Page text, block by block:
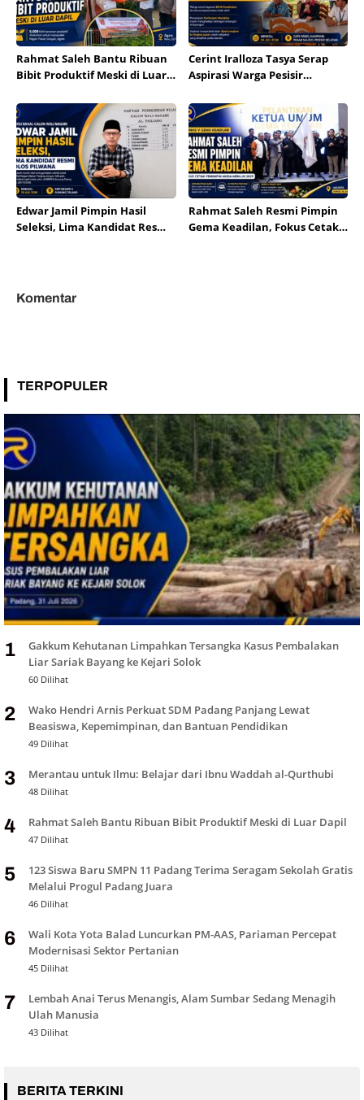
Rahmat Saleh Bantu Ribuan
Bibit Produktif Meski di Luar
Cerint Iralloza Tasya Serap
Aspirasi Warga Pesisir
Jadi Perhatian
Edwar Jamil Pimpin Hasil
Seleksi, Lima Kandidat Resmi
Rahmat Saleh Resmi Pimpin
Gema Keadilan, Fokus Cetak
Komentar
TERPOPULER
1
Gakkum Kehutanan Limpahkan Tersangka Kasus Pembalakan
Liar Sariak Bayang ke Kejari Solok
60 Dilihat
2
Wako Hendri Arnis Perkuat SDM Padang Panjang Lewat
Beasiswa, Kepemimpinan, dan Bantuan Pendidikan
49 Dilihat
3 Merantau untuk Ilmu: Belajar dari Ibnu Waddah al-Qurthubi
48 Dilihat
4 Rahmat Saleh Bantu Ribuan Bibit Produktif Meski di Luar Dapil
47 Dilihat
5
123 Siswa Baru SMPN 11 Padang Terima Seragam Sekolah Gratis
Melalui Progul Padang Juara
46 Dilihat
6
Wali Kota Yota Balad Luncurkan PM-AAS, Pariaman Percepat
Modernisasi Sektor Pertanian
45 Dilihat
7
Lembah Anai Terus Menangis, Alam Sumbar Sedang Menagih
Ulah Manusia
43 Dilihat
BERITA TERKINI